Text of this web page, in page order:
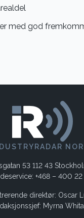
med god
53 112 43
+468 – 400
direktør: Oscar
Myrna